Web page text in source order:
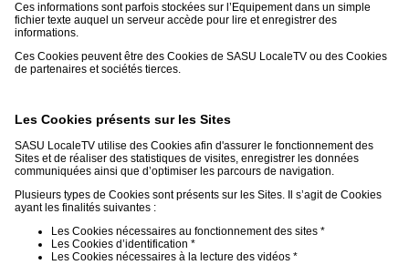
Ces informations sont parfois stockées sur l’Equipement dans un simple
fichier texte auquel un serveur accède pour lire et enregistrer des
informations.
Ces Cookies peuvent être des Cookies de SASU LocaleTV ou des Cookies
de partenaires et sociétés tierces.
Les Cookies présents sur les Sites
SASU LocaleTV utilise des Cookies afin d'assurer le fonctionnement des
Sites et de réaliser des statistiques de visites, enregistrer les données
communiquées ainsi que d’optimiser les parcours de navigation.
Plusieurs types de Cookies sont présents sur les Sites. Il s’agit de Cookies
ayant les finalités suivantes :
Les Cookies nécessaires au fonctionnement des sites *
Les Cookies d’identification *
Les Cookies nécessaires à la lecture des vidéos *